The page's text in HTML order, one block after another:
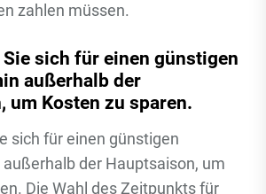
zahlen müssen.
sich für einen günstigen
außerhalb der
um Kosten zu sparen.
sich für einen günstigen
der Hauptsaison, um
Die Wahl des Zeitpunkts für